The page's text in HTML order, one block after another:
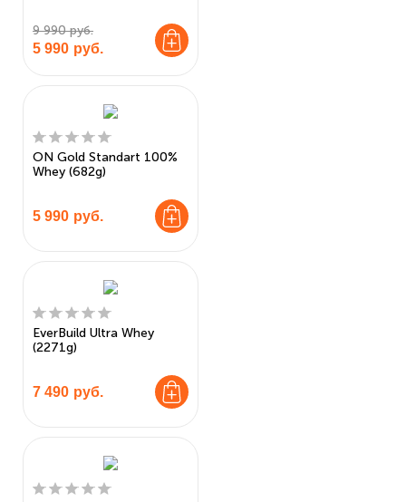
9 990 руб.
5 990 руб.
ON Gold Standart 100%
Whey (682g)
5 990 руб.
EverBuild Ultra Whey
(2271g)
7 490 руб.